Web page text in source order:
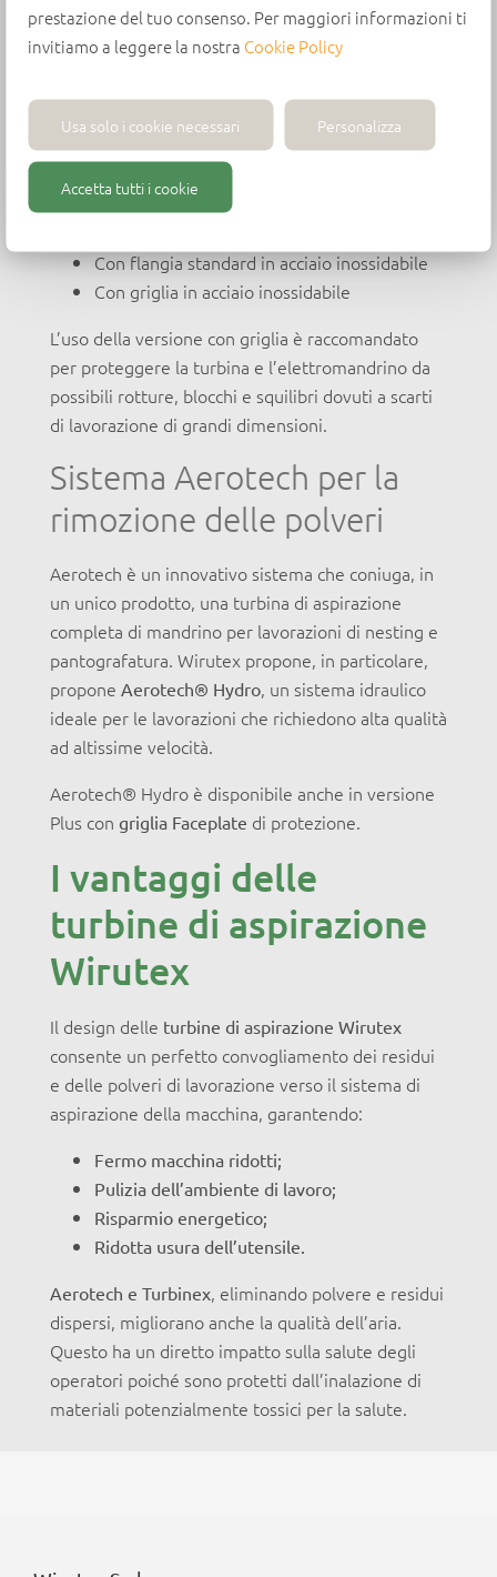
prestazione del tuo consenso. Per maggiori informazioni ti
invitiamo a leggere la nostra Cookie Policy
Usa solo i cookie necessari Personalizza
Accetta tutti i cookie
Turbinex è una potente turbina di aspirazione a10
pale in alluminio anodizzato, montata su un
rimuovere polvere e trucioli prodotti durante le
operazioni di nesting e pantografatura su
macchine CNC.
È disponibile in 2 versioni:
Con flangia standard in acciaio inossidabile
Con griglia in acciaio inossidabile
L’uso della versione con griglia è raccomandato
per proteggere la turbina e l’elettromandrino da
possibili rotture, blocchi e squilibri dovuti a scarti
di lavorazione di grandi dimensioni.
Sistema Aerotech per la
rimozione delle polveri
Aerotech è un innovativo sistema che coniuga, in
un unico prodotto, una turbina di aspirazione
completa di mandrino per lavorazioni di nesting e
pantografatura. Wirutex propone, in particolare,
propone Aerotech® Hydro, un sistema idraulico
ideale per le lavorazioni che richiedono alta qualità
ad altissime velocità.
Aerotech® Hydro è disponibile anche in versione
Plus con griglia Faceplate di protezione.
I vantaggi delle
turbine di aspirazione
Wirutex
Il design delle turbine di aspirazione Wirutex
consente un perfetto convogliamento dei residui
e delle polveri di lavorazione verso il sistema di
aspirazione della macchina, garantendo:
Fermo macchina ridotti;
Pulizia dell’ambiente di lavoro;
Risparmio energetico;
Ridotta usura dell’utensile.
Aerotech e Turbinex, eliminando polvere e residui
dispersi, migliorano anche la qualità dell’aria.
Questo ha un diretto impatto sulla salute degli
operatori poiché sono protetti dall’inalazione di
materiali potenzialmente tossici per la salute.